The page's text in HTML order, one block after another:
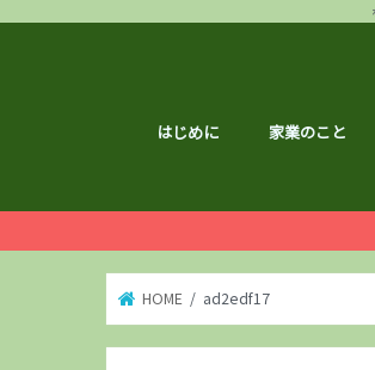
はじめに 家業のこと
HOME ad2edf17